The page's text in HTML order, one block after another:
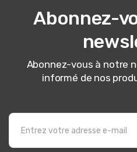
Abonnez-
Abonnez-vous à notre
informé de nos